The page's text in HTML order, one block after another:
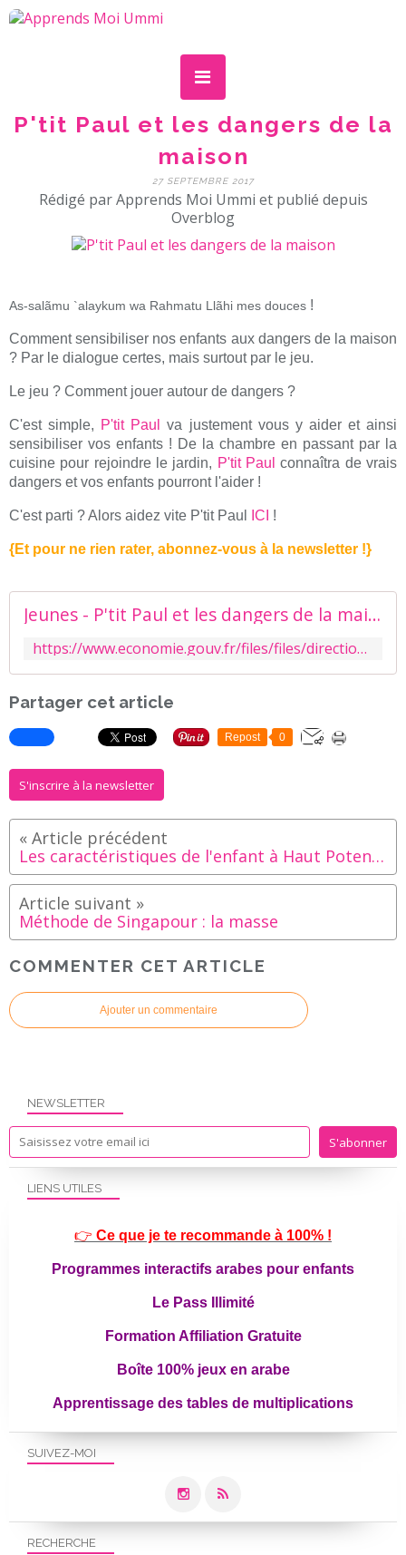
P'tit Paul et les dangers de la
maison
27 SEPTEMBRE 2017
Rédigé par Apprends Moi Ummi et publié depuis
Overblog
As-salãmu `alaykum wa Rahmatu Llãhi mes douces !
Comment sensibiliser nos enfants aux dangers de la maison
? Par le dialogue certes, mais surtout par le jeu.
Le jeu ? Comment jouer autour de dangers ?
C'est simple, P'tit Paul
va justement vous y aider et ainsi
sensibiliser vos enfants ! De la chambre en passant par la
cuisine pour rejoindre le jardin, P'tit Paul connaîtra de vrais
dangers et vos enfants pourront l'aider !
C'est parti ? Alors aidez vite P'tit Paul ICI !
{Et pour ne rien rater, abonnez-vous à la newsletter !}
Jeunes - P'tit Paul et les dangers de la maison (jeu sur la prévention des accidents à la maison pour les 5-7 ans)
https://www.economie.gouv.fr/files/files/directions_services/dgccrf/_fonds_documentaire/jeux/ptitpaul/jeu5_7.htm
Partager cet article
Repost 0
S'inscrire à la newsletter
Les caractéristiques de l'enfant à Haut Potentiel Intellectuel
Méthode de Singapour : la masse
COMMENTER CET ARTICLE
Ajouter un commentaire
NEWSLETTER
SUIVEZ-MOI
RECHERCHE
LIENS UTILES
👉 Ce que je te recommande à 100% !
Programmes interactifs arabes pour enfants
Le Pass Illimité
Formation Affiliation Gratuite
Boîte 100% jeux en arabe
Apprentissage des tables de multiplications